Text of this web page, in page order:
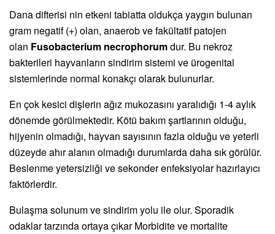
Dana difterisi nin etkeni tabiatta oldukça yaygın bulunan
gram negatif (+) olan, anaerob ve fakültatif patojen
olan Fusobacterium necrophorumdur. Bu nekroz
bakterileri hayvanların sindirim sistemi ve ürogenital
sistemlerinde normal konakçı olarak bulunurlar.
En çok kesici dişlerin ağız mukozasını yaralıdığı 1-4 aylık
dönemde görülmektedir. Kötü bakım şartlarının olduğu,
hijyenin olmadığı, hayvan sayısının fazla olduğu ve yeterli
düzeyde ahır alanın olmadığı durumlarda daha sık görülür.
Beslenme yetersizliği ve sekonder enfeksiyolar hazırlayıcı
faktörlerdir.
Bulaşma solunum ve sindirim yolu ile olur. Sporadik
odaklar tarzında ortaya çıkar Morbidite ve mortalite